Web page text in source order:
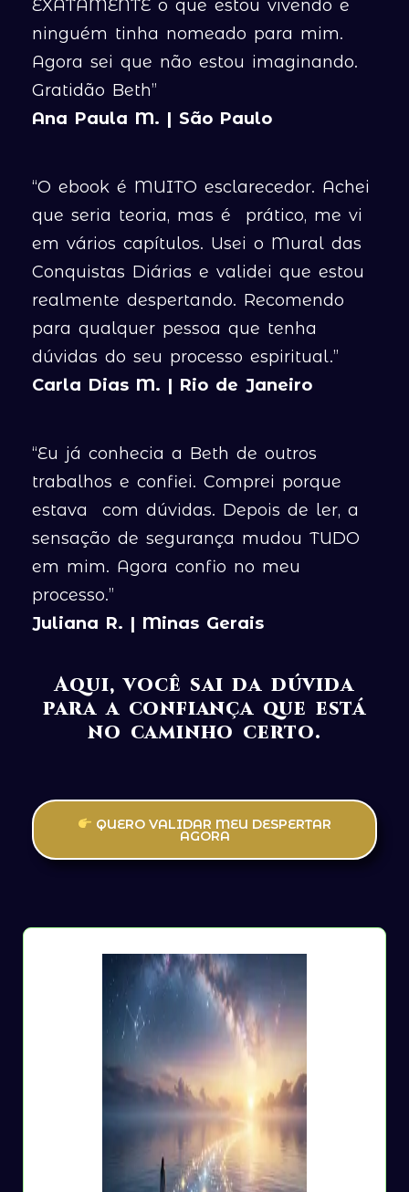
QUERO VALIDAR MEU DESPERTAR
AGORA
EXATAMENTE o que estou vivendo e
ninguém tinha nomeado para mim.
Agora sei que não estou imaginando.
Gratidão Beth”
Ana Paula M. | São Paulo
“O ebook é MUITO esclarecedor. Achei
que seria teoria, mas é prático, me vi
em vários capítulos. Usei o Mural das
Conquistas Diárias e validei que estou
realmente despertando. Recomendo
para qualquer pessoa que tenha
dúvidas do seu processo espiritual.”
Carla Dias M. | Rio de Janeiro
“Eu já conhecia a Beth de outros
trabalhos e confiei. Comprei porque
estava com dúvidas. Depois de ler, a
sensação de segurança mudou TUDO
em mim. Agora confio no meu
processo.”
Juliana R. | Minas Gerais
Aqui, você sai da dúvida
para a confiança que está
no caminho certo.